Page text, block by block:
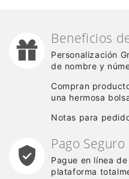
Beneficios
Personalización
de nombre y
Compran
una hermosa
Notas para
Pago Seguro
Pague en línea
plataforma